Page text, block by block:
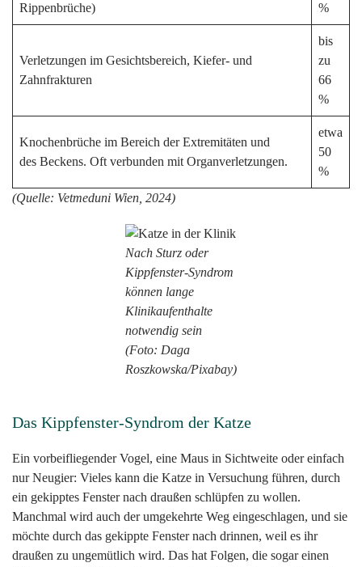
Rippenbrüche)
%
Verletzungen im Gesichtsbereich, Kiefer- und
Zahnfrakturen
bis
zu
66
%
Knochenbrüche im Bereich der Extremitäten und
des Beckens. Oft verbunden mit Organverletzungen.
etwa
50
%
(Quelle: Vetmeduni Wien, 2024)
Nach Sturz oder
Kippfenster-Syndrom
können lange
Klinikaufenthalte
notwendig sein
(Foto: Daga
Roszkowska/Pixabay)
Das Kippfenster-Syndrom der Katze
Ein vorbeifliegender Vogel, eine Maus in Sichtweite oder einfach
nur Neugier: Vieles kann die Katze in Versuchung führen, durch
ein gekipptes Fenster nach draußen schlüpfen zu wollen.
Manchmal wird auch der umgekehrte Weg eingeschlagen, und sie
möchte durch das gekippte Fenster nach drinnen, weil es ihr
draußen zu ungemütlich wird. Das hat Folgen, die sogar einen